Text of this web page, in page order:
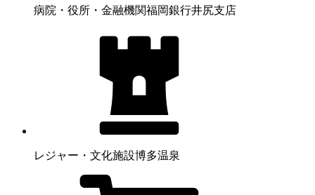
病院・役所・金融機関福岡銀行井尻支店
レジャー・文化施設博多温泉